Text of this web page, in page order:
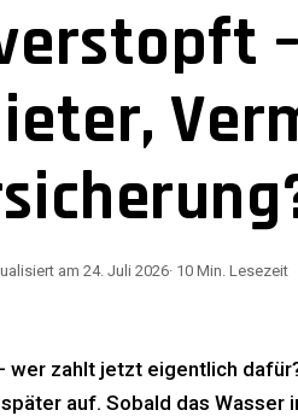
am 24. Juli 2026· 10 Min. Lesezeit
zahlt jetzt eigentlich
auf. Sobald das Wasser